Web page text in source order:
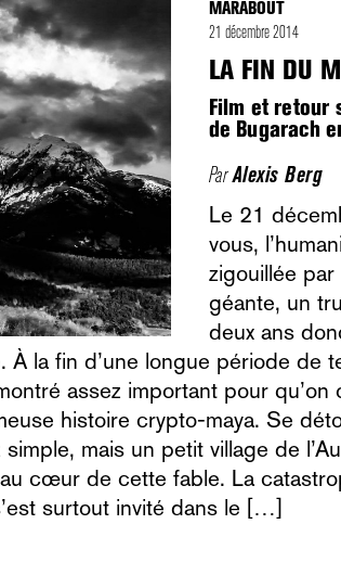
MARABOUT
21 décembre 2014
LA FIN DU
Film et retour
de Bugarach
ParAlexis Berg
Le 21 décembre 2012, souvenez-
vous,
zigouillée
géante, un
deux ans
À la fin d’une longue période de
assez important pour qu’on
histoire crypto-maya. Se
mais un petit village de
cœur de cette fable. La
surtout invité dans le […]